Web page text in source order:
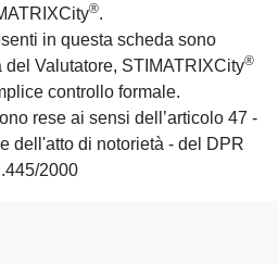
®.
in questa scheda sono
Valutatore, STIMATRIXCity®
controllo formale.
rese ai sensi dell’articolo 47 -
dell'atto di notorietà - del DPR
2000